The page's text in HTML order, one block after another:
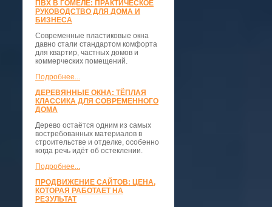
ПВХ В ГОМЕЛЕ: ПРАКТИЧЕСКОЕ
РУКОВОДСТВО ДЛЯ ДОМА И
БИЗНЕСА
Современные пластиковые окна
давно стали стандартом комфорта
для квартир, частных домов и
коммерческих помещений.
Подробнее...
ДЕРЕВЯННЫЕ ОКНА: ТЁПЛАЯ
КЛАССИКА ДЛЯ СОВРЕМЕННОГО
ДОМА
Дерево остаётся одним из самых
востребованных материалов в
строительстве и отделке, особенно
когда речь идёт об остеклении.
Подробнее...
ПРОДВИЖЕНИЕ САЙТОВ: ЦЕНА,
КОТОРАЯ РАБОТАЕТ НА
РЕЗУЛЬТАТ